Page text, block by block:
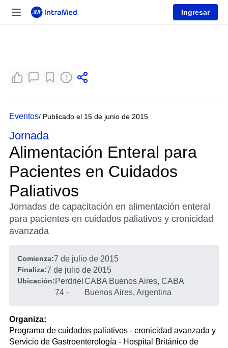
Ingresar
Eventos/ Publicado el 15 de junio de 2015
Jornada
Alimentación Enteral para
Pacientes en Cuidados
Paliativos
Jornadas de capacitación en alimentación enteral
para pacientes en cuidados paliativos y cronicidad
avanzada
Comienza:7 de julio de 2015
Finaliza:7 de julio de 2015
Ubicación:Perdriel
74 -
CABA Buenos Aires, CABA
Buenos Aires, Argentina
Organiza:
Programa de cuidados paliativos - cronicidad avanzada y
Servicio de Gastroenterología - Hospital Británico de